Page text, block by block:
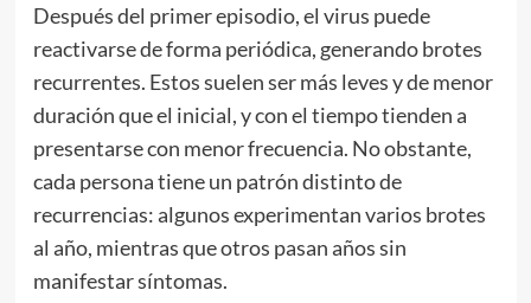
Después del primer episodio, el virus puede
reactivarse de forma periódica, generando brotes
recurrentes. Estos suelen ser más leves y de menor
duración que el inicial, y con el tiempo tienden a
presentarse con menor frecuencia. No obstante,
cada persona tiene un patrón distinto de
recurrencias: algunos experimentan varios brotes
al año, mientras que otros pasan años sin
manifestar síntomas.